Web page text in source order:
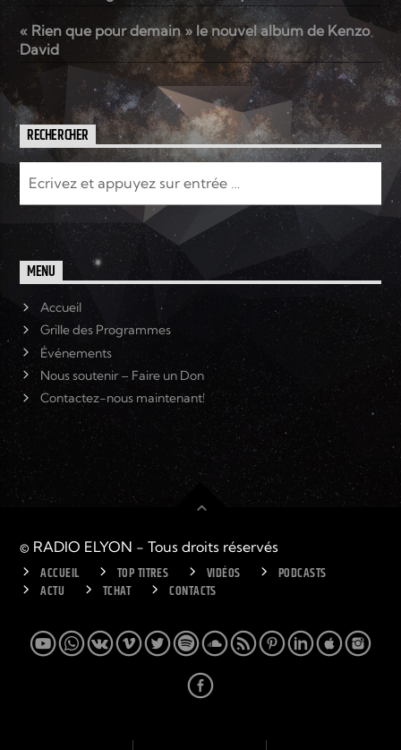
Elyon Kids
« Rien que pour demain » le nouvel album de Kenzo
David
RECHERCHER
MENU
Accueil
Grille des Programmes
Événements
Nous soutenir – Faire un Don
Contactez-nous maintenant!
© RADIO ELYON - Tous droits réservés
ACCUEIL TOP TITRES VIDÉOS
PODCASTS
ACTU
TCHAT CONTACTS